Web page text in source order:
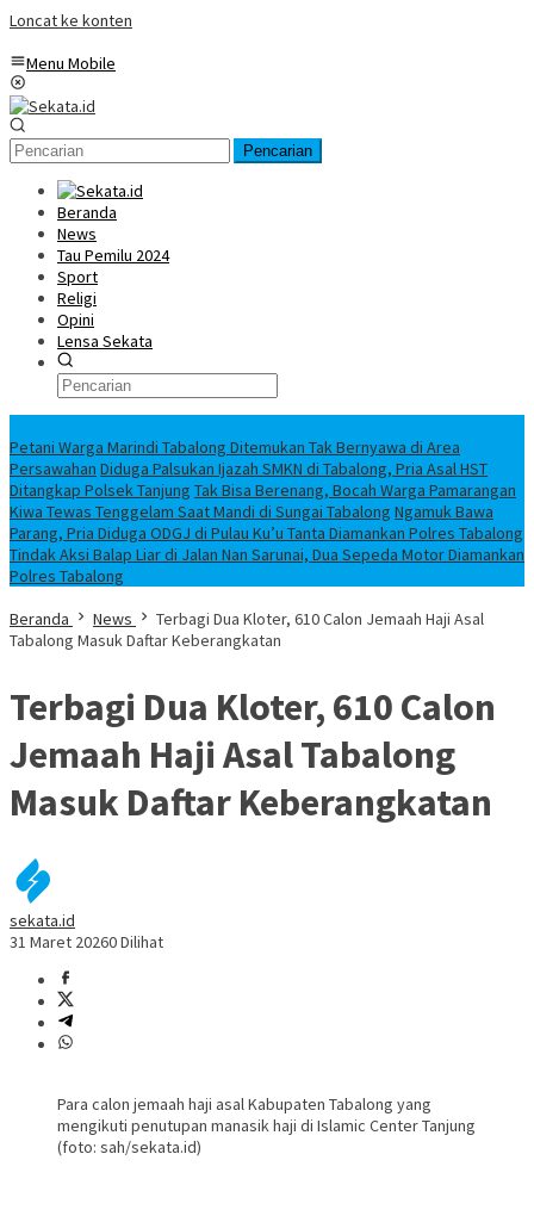
Loncat ke konten
Menu Mobile
Pencarian
Beranda
News
Tau Pemilu 2024
Sport
Religi
Opini
Lensa Sekata
Petani Warga Marindi Tabalong Ditemukan Tak Bernyawa di Area
Persawahan Diduga Palsukan Ijazah SMKN di Tabalong, Pria Asal HST
Ditangkap Polsek Tanjung Tak Bisa Berenang, Bocah Warga Pamarangan
Kiwa Tewas Tenggelam Saat Mandi di Sungai Tabalong Ngamuk Bawa
Parang, Pria Diduga ODGJ di Pulau Ku’u Tanta Diamankan Polres Tabalong
Tindak Aksi Balap Liar di Jalan Nan Sarunai, Dua Sepeda Motor Diamankan
Polres Tabalong
Beranda
News
Terbagi Dua Kloter, 610 Calon Jemaah Haji Asal
Tabalong Masuk Daftar Keberangkatan
Terbagi Dua Kloter, 610 Calon
Jemaah Haji Asal Tabalong
Masuk Daftar Keberangkatan
sekata.id
31 Maret 20260 Dilihat
Para calon jemaah haji asal Kabupaten Tabalong yang
mengikuti penutupan manasik haji di Islamic Center Tanjung
(foto: sah/sekata.id)